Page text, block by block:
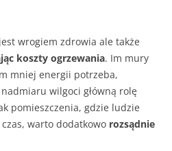
wrogiem zdrowia ale także
koszty ogrzewania. Im mury
mniej energii potrzeba,
wilgoci główną rolę
pomieszczenia, gdzie ludzie
warto dodatkowo rozsądnie